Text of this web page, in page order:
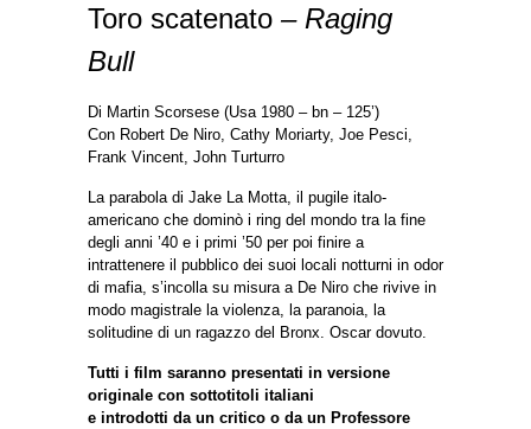
Toro scatenato – Raging
Bull
Di Martin Scorsese (Usa 1980 – bn – 125’)
Con Robert De Niro, Cathy Moriarty, Joe Pesci,
Frank Vincent, John Turturro
La parabola di Jake La Motta, il pugile italo-
americano che dominò i ring del mondo tra la fine
degli anni ’40 e i primi ’50 per poi finire a
intrattenere il pubblico dei suoi locali notturni in odor
di mafia, s’incolla su misura a De Niro che rivive in
modo magistrale la violenza, la paranoia, la
solitudine di un ragazzo del Bronx. Oscar dovuto.
Tutti i film saranno presentati in versione
originale con sottotitoli italiani
e introdotti da un critico o da un Professore